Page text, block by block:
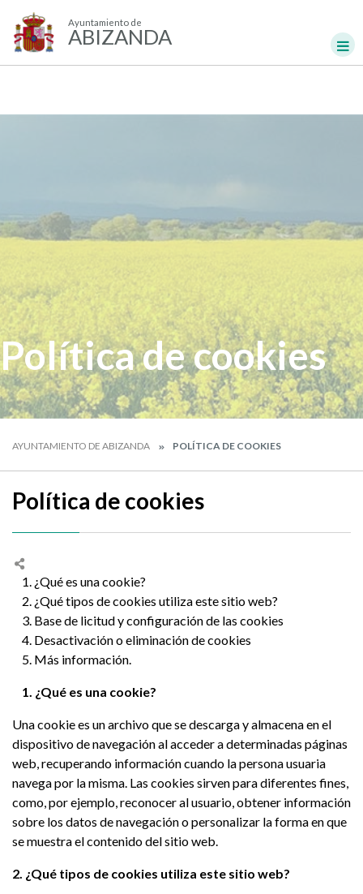
Ayuntamiento de
ABIZANDA
Política de cookies
AYUNTAMIENTO DE ABIZANDA POLÍTICA DE COOKIES
Política de cookies
1. ¿Qué es una cookie?
2. ¿Qué tipos de cookies utiliza este sitio web?
3. Base de licitud y configuración de las cookies
4. Desactivación o eliminación de cookies
5. Más información.
1. ¿Qué es una cookie?
Una cookie es un archivo que se descarga y almacena en el
dispositivo de navegación al acceder a determinadas páginas
web, recuperando información cuando la persona usuaria
navega por la misma. Las cookies sirven para diferentes fines,
como, por ejemplo, reconocer al usuario, obtener información
sobre los datos de navegación o personalizar la forma en que
se muestra el contenido del sitio web.
2. ¿Qué tipos de cookies utiliza este sitio web?